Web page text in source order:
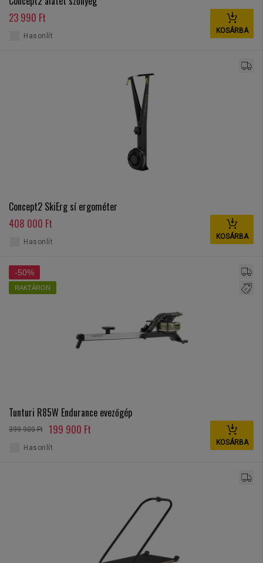
23 990 Ft
KOSÁRBA
Hasonlít
Concept2 SkiErg sí ergométer
408 000 Ft
KOSÁRBA
Hasonlít
-50%
RAKTÁRON
Tunturi R85W Endurance evezőgép
399 900 Ft 199 900 Ft
KOSÁRBA
Hasonlít